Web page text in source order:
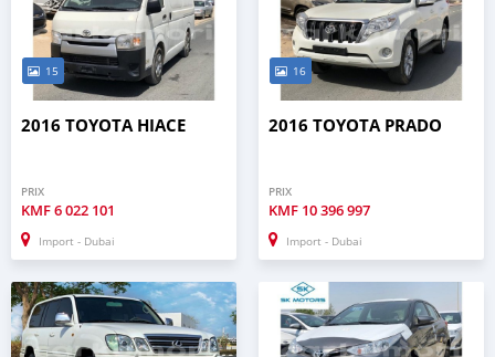
15
2016 TOYOTA HIACE
PRIX
KMF6 022 101
Import - Dubai
16
2016 TOYOTA PRADO
PRIX
KMF 10 396 997
Import - Dubai